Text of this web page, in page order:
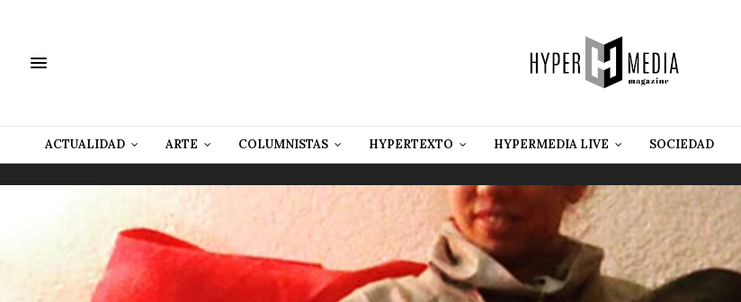
ACTUALIDAD ARTE COLUMNISTAS HYPERTEXTO HYPERMEDIA LIVE SOCIEDAD